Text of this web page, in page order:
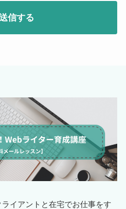
イアントと在宅でお仕事をす